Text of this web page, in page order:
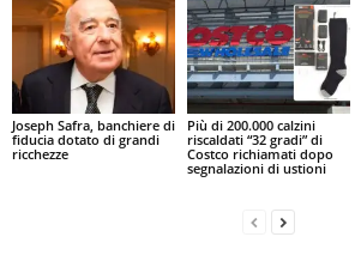
Joseph Safra, banchiere di
fiducia dotato di grandi
ricchezze
Più di 200.000 calzini
riscaldati “32 gradi” di
Costco richiamati dopo
segnalazioni di ustioni